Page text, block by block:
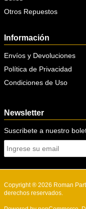
Otros Repuestos
Información
Envíos y Devoluciones
Política de Privacidad
Condiciones de Uso
Newsletter
Suscribete a nuestro
Copyright ® 2026 Roman
derechos reservados.